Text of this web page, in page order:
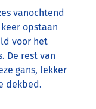
vanochtend
opstaan
voor het
De rest van
gans, lekker
dekbed.